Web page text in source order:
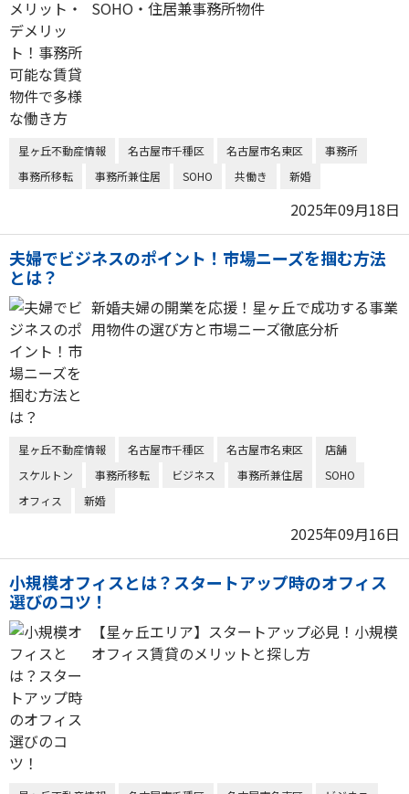
SOHO・住居兼事務所物件
星ヶ丘不動産情報 名古屋市千種区 名古屋市名東区
事務所
事務所移転
事務所兼住居 SOHO 共働き 新婚
2025年09月18日
夫婦でビジネスのポイント！市場ニーズを掴む方法
とは？
新婚夫婦の開業を応援！星ヶ丘で成功する事業
用物件の選び方と市場ニーズ徹底分析
星ヶ丘不動産情報 名古屋市千種区 名古屋市名東区
店舗
スケルトン
事務所移転 ビジネス 事務所兼住居
SOHO
オフィス
新婚
2025年09月16日
小規模オフィスとは？スタートアップ時のオフィス
選びのコツ！
【星ヶ丘エリア】スタートアップ必見！小規模
オフィス賃貸のメリットと探し方